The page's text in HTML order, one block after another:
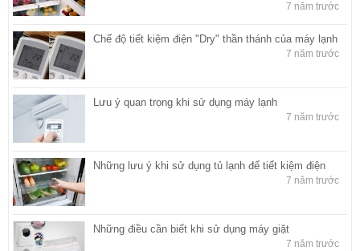
7 năm trước
Chế độ tiết kiệm điện "Dry" thần thánh của máy lạnh
7 năm trước
Lưu ý quan trọng khi sử dụng máy lạnh
7 năm trước
Những lưu ý khi sử dụng tủ lạnh để tiết kiệm điện
7 năm trước
Những điều cần biết khi sử dụng máy giặt
7 năm trước